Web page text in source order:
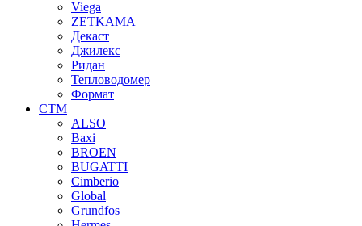
Viega
ZETKAMA
Декаст
Джилекс
Ридан
Тепловодомер
Формат
СТМ
ALSO
Baxi
BROEN
BUGATTI
Cimberio
Global
Grundfos